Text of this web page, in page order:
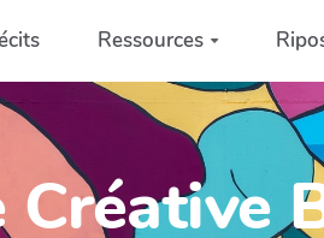
Ressources
Créative